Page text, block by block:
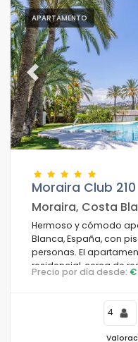
APARTAMENTO
Previous
Moraira Club 210
Moraira, Costa
Hermoso y cómodo
Blanca, España, con
personas. El
residencial, cerca de
supermercados, y está
Precio por día desde: €
4